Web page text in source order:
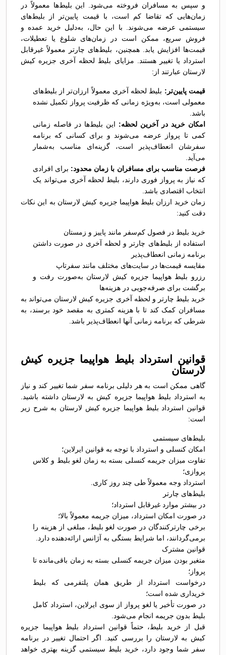
و سپس به مسافران فروخته می‌شود. این بلیط‌ها معمولاً در
زمان‌هایی که تقاضا کم است، با قیمت پایین‌تر از بلیط‌های
سیستمی عرضه می‌شوند. با این حال، به‌دلیل خرید عمده و
فروش سریع، ممکن است در زمان‌های شلوغ یا تعطیلات،
قیمت‌ها افزایش یابد. همچنین، بلیط‌های چارتر معمولاً غیرقابل
استرداد یا تغییر هستند. مزایای بلیط لحظه آخری جزیره کیش
لارستان عبارتند از:
قیمت پایین‌تر: بلیط لحظه آخری معمولاً ارزان‌تر از بلیط‌های
معمولی است، به‌ویژه زمانی که ظرفیت پرواز تکمیل نشده
باشد.
امکان خرید در آخرین لحظه: این بلیط‌ها در فاصله زمانی
کمی تا پرواز عرضه می‌شوند و برای کسانی که برنامه
سفرشان انعطاف‌پذیر است، گزینه‌ای مناسب به‌شمار
می‌آید.
فرصت مناسب برای مسافران با زمان محدود: برای افرادی
که نیاز به پرواز فوری دارند، بلیط لحظه آخری می‌تواند یک
انتخاب اقتصادی باشد.
زمان خرید ارزان بلیط هواپیما جزیره کیش لارستان به این نکات
دقت کنید:
خرید بلیط در فصول کم‌سفر مانند پاییز و زمستان
استفاده از بلیط‌های چارتر و لحظه آخری در صورت داشتن
برنامه زمانی انعطاف‌پذیر
مقایسه قیمت‌ها در سایت‌های مختلف مانند سفرتاپ
رزرو بلیط هواپیما جزیره کیش لارستان به‌صورت رفت و
برگشت برای صرفه‌جویی در هزینه‌ها
خرید بلیط چارتر و لحظه آخری جزیره کیش لارستان می‌تواند به
مسافران کمک کند تا با هزینه کمتری به مقصد خود برسند، به
شرطی که برنامه زمانی آنها انعطاف‌پذیر باشد.
قوانین استرداد بلیط هواپیما جزیره کیش
لارستان
گاهی ممکن است به هر دلیلی برنامه سفر شما تغییر کند و نیاز
به استرداد بلیط هواپیما جزیره کیش به لارستان داشته باشید.
قوانین استرداد بلیط هواپیما جزیره کیش لارستان به شرح زیر
است:
بلیط‌های سیستمی
امکان کنسلی و استرداد با توجه به قوانین ایرلاین؛
تفاوت میزان جریمه کنسلی بسته به زمان لغو بلیط و کلاس
پروازی؛
استرداد وجه معمولاً طی چند روز کاری.
بلیط‌های چارتر
در بیشتر موارد غیرقابل استرداد؛
در صورت امکان استرداد، میزان جریمه معمولاً بالا؛
برخی چارترکنندگان در صورت لغو بلیط، مبلغی از هزینه را
برمی‌گردانند، اما شرایط بستگی به آژانس ارائه‌دهنده دارد.
قوانین مشترک
متغیر بودن میزان جریمه کنسلی بسته به زمان باقی‌مانده تا
پرواز؛
درخواست استرداد از طریق همان پلتفرمی که بلیط
خریداری شده است؛
در صورت تأخیر یا لغو پرواز از سوی ایرلاین، استرداد کامل
بلیط بدون جریمه انجام می‌شود.
قبل از خرید بلیط، حتماً قوانین استرداد بلیط هواپیما جزیره
کیش به لارستان را بررسی کنید. اگر احتمال تغییر در برنامه
سفر شما وجود دارد، خرید بلیط سیستمی گزینه بهتری خواهد